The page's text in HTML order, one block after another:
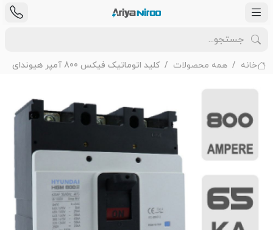
خانه همه محصولات کلید اتوماتیک فیکس 800 آمپر هیوندای